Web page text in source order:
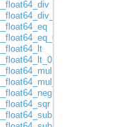
__float64_div
__float64_div_asgn
__float64_eq
__float64_eq_0
__float64_lt
__float64_lt_0
__float64_mul
__float64_mul_asgn
__float64_neg
__float64_sqr
__float64_sub